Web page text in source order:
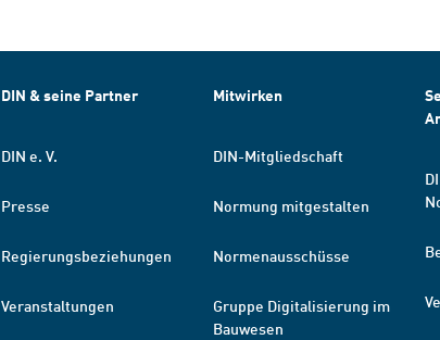
DIN & seine Partner
DIN e. V.
Presse
Regierungsbeziehungen
Veranstaltungen
Mitwirken
DIN-Mitgliedschaft
Normung mitgestalten
Normenausschüsse
Gruppe Digitalisierung im
Bauwesen